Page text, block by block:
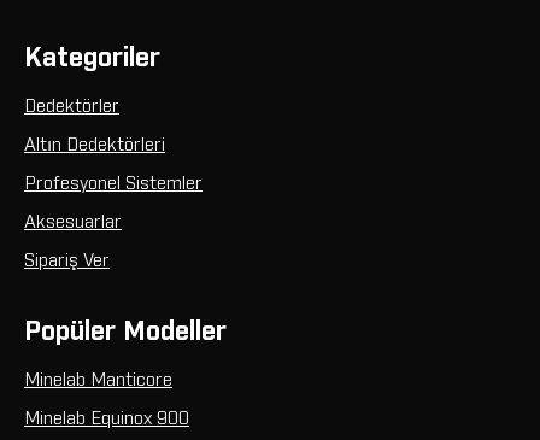
Kategoriler
Dedektörler
Altın Dedektörleri
Profesyonel Sistemler
Aksesuarlar
Sipariş Ver
Popüler Modeller
Minelab Manticore
Minelab Equinox 900